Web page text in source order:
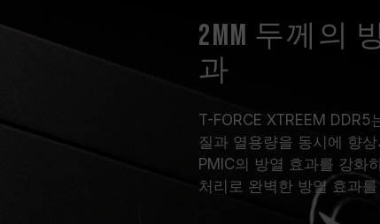
2mm 두께의
과
T-FORCE XTREEM
질과 열용량을 동시에 향
PMIC의 방열 효과를 강화
처리로 완벽한 방열 효과